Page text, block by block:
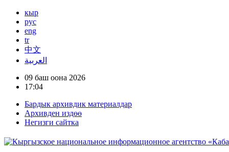
кыр
рус
eng
tr
中文
العربية
09 баш оона 2026
17:04
Бардык архивдик материалдар
Архивден издөө
Негизги сайтка